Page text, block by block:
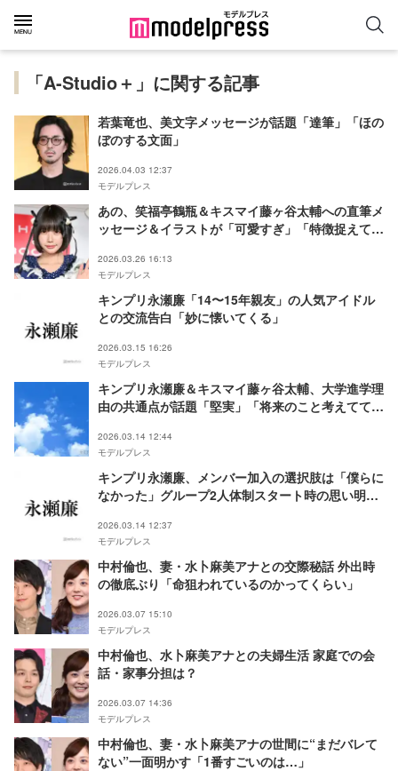
「A-Studio＋」に関する記事
若葉竜也、美文字メッセージが話題「達筆」「ほの
ぼのする文面」
2026.04.03 12:37
モデルプレス
あの、笑福亭鶴瓶＆キスマイ藤ヶ谷太輔への直筆メ
ッセージ＆イラストが「可愛すぎ」「特徴捉えてて
2026.03.26 16:13
モデルプレス
キンプリ永瀬廉「14〜15年親友」の人気アイドル
との交流告白「妙に懐いてくる」
2026.03.15 16:26
モデルプレス
キンプリ永瀬廉＆キスマイ藤ヶ谷太輔、大学進学理
由の共通点が話題「堅実」「将来のこと考えてて尊
2026.03.14 12:44
モデルプレス
キンプリ永瀬廉、メンバー加入の選択肢は「僕らに
なかった」グループ2人体制スタート時の思い明か
2026.03.14 12:37
モデルプレス
中村倫也、妻・水卜麻美アナとの交際秘話 外出時
の徹底ぶり「命狙われているのかってくらい」
2026.03.07 15:10
モデルプレス
中村倫也、水卜麻美アナとの夫婦生活 家庭での会
話・家事分担は？
2026.03.07 14:36
モデルプレス
中村倫也、妻・水卜麻美アナの世間に“まだバレて
ない”一面明かす「1番すごいのは…」